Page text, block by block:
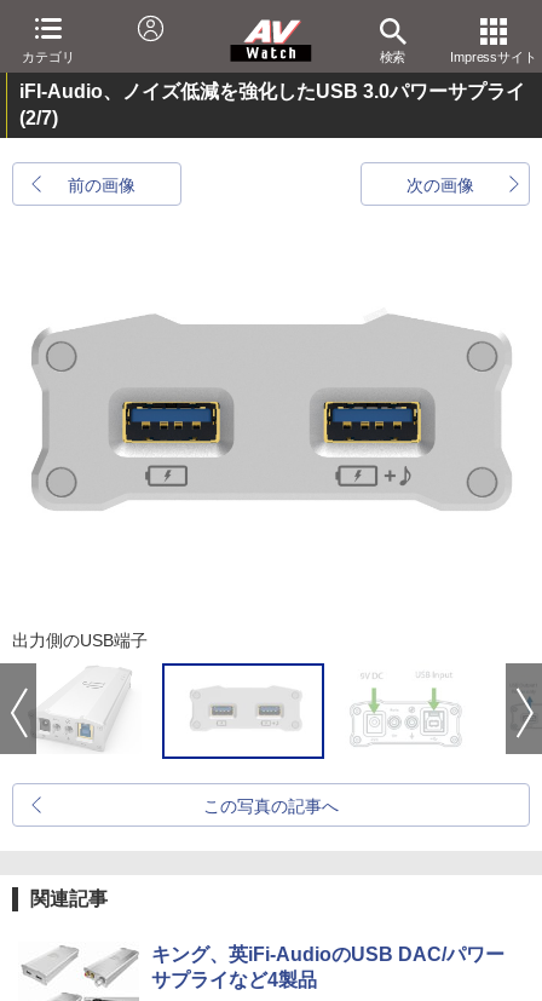
カテゴリ 検索 Impressサイト
iFI-Audio、ノイズ低減を強化したUSB 3.0パワーサプライ
(2/7)
前の画像 次の画像
出力側のUSB端子
この写真の記事へ
関連記事
キング、英iFi-AudioのUSB DAC/パワー
サプライなど4製品